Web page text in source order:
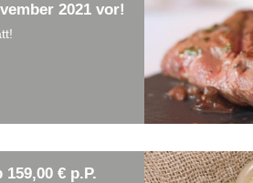
2021 vor!
€ p.P.